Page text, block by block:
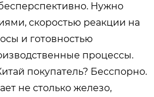
Нужно
скоростью реакции на
и готовностью
процессы.
покупатель? Бесспорно.
не столько железо,